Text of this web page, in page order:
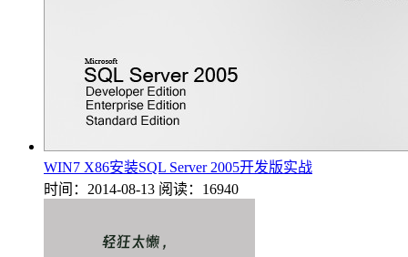
WIN7 X86安装SQL Server 2005开发版实战
时间：2014-08-13 阅读：16940